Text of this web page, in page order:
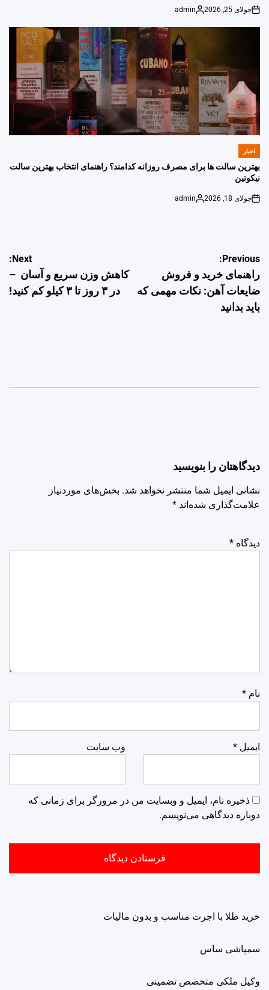
on
جولای 25, 2026
Posted
admin
POSTED
اخبار
بهترین سالت ها برای مصرف روزانه کدامند؟ راهنمای انتخاب بهترین سالت
نیکوتین
on
جولای 18, 2026
Posted
admin
راهبری
نوشته
Previous:
راهنمای خرید و فروش
ضایعات آهن: نکات مهمی که
باید بدانید
Next:
کاهش وزن سریع و آسان –
در ۳ روز تا ۳ کیلو کم کنید!
دیدگاهتان را بنویسید
نشانی ایمیل شما منتشر نخواهد شد. بخش‌های موردنیاز
علامت‌گذاری شده‌اند *
دیدگاه *
نام *
ایمیل * وب‌ سایت
ذخیره نام، ایمیل و وبسایت من در مرورگر برای زمانی که
دوباره دیدگاهی می‌نویسم.
خرید طلا با اجرت مناسب و بدون مالیات
سمپاشی ساس
وکیل ملکی متخصص تضمینی